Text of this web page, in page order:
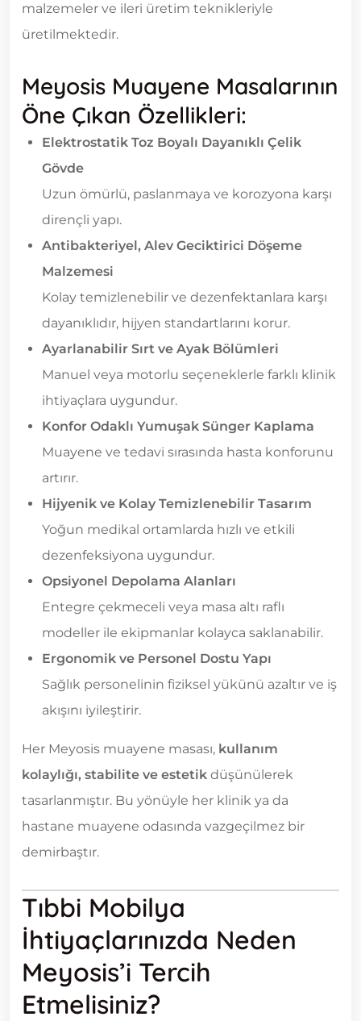
malzemeler ve ileri üretim teknikleriyle
üretilmektedir.
Meyosis Muayene Masalarının
Öne Çıkan Özellikleri:
Elektrostatik Toz Boyalı Dayanıklı Çelik
Gövde
Uzun ömürlü, paslanmaya ve korozyona karşı
dirençli yapı.
Antibakteriyel, Alev Geciktirici Döşeme
Malzemesi
Kolay temizlenebilir ve dezenfektanlara karşı
dayanıklıdır, hijyen standartlarını korur.
Ayarlanabilir Sırt ve Ayak Bölümleri
Manuel veya motorlu seçeneklerle farklı klinik
ihtiyaçlara uygundur.
Konfor Odaklı Yumuşak Sünger Kaplama
Muayene ve tedavi sırasında hasta konforunu
artırır.
Hijyenik ve Kolay Temizlenebilir Tasarım
Yoğun medikal ortamlarda hızlı ve etkili
dezenfeksiyona uygundur.
Opsiyonel Depolama Alanları
Entegre çekmeceli veya masa altı raflı
modeller ile ekipmanlar kolayca saklanabilir.
Ergonomik ve Personel Dostu Yapı
Sağlık personelinin fiziksel yükünü azaltır ve iş
akışını iyileştirir.
Her Meyosis muayene masası, kullanım
kolaylığı, stabilite ve estetik düşünülerek
tasarlanmıştır. Bu yönüyle her klinik ya da
hastane muayene odasında vazgeçilmez bir
demirbaştır.
Tıbbi Mobilya
İhtiyaçlarınızda Neden
Meyosis’i Tercih
Etmelisiniz?